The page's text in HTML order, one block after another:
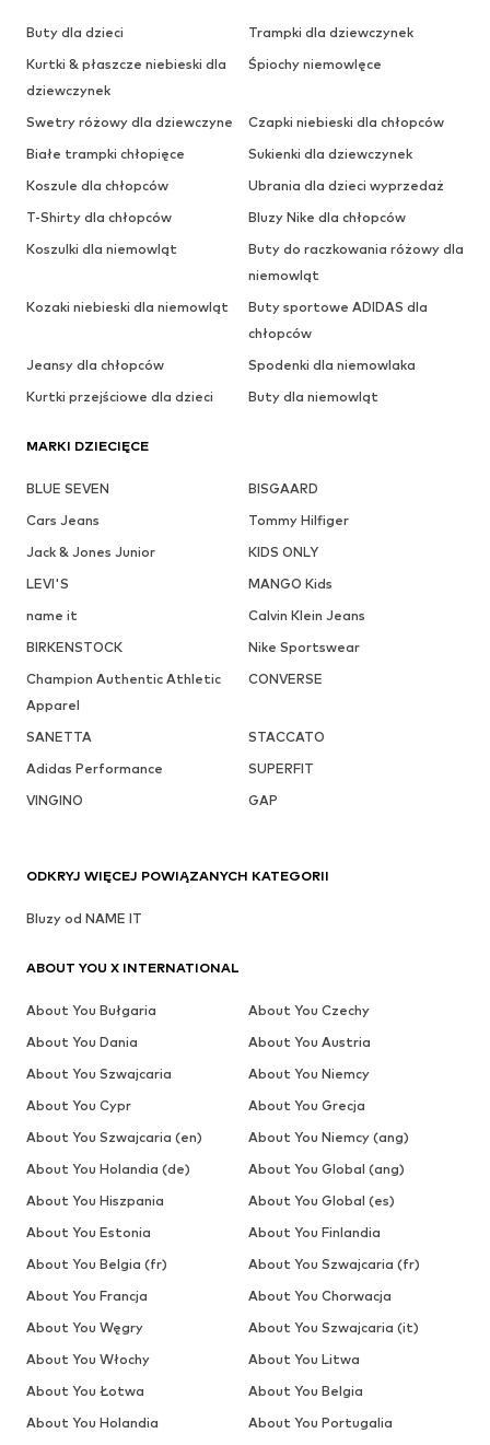
Buty dla dzieci
Trampki dla dziewczynek
Kurtki & płaszcze niebieski dla
dziewczynek
Śpiochy niemowlęce
Swetry różowy dla dziewczyne
Czapki niebieski dla chłopców
Białe trampki chłopięce
Sukienki dla dziewczynek
Koszule dla chłopców
Ubrania dla dzieci wyprzedaż
T-Shirty dla chłopców
Bluzy Nike dla chłopców
Koszulki dla niemowląt
Buty do raczkowania różowy dla
niemowląt
Kozaki niebieski dla niemowląt
Buty sportowe ADIDAS dla
chłopców
Jeansy dla chłopców
Spodenki dla niemowlaka
Kurtki przejściowe dla dzieci
Buty dla niemowląt
MARKI DZIECIĘCE
BLUE SEVEN
BISGAARD
Cars Jeans
Tommy Hilfiger
Jack & Jones Junior
KIDS ONLY
LEVI'S
MANGO Kids
name it
Calvin Klein Jeans
BIRKENSTOCK
Nike Sportswear
Champion Authentic Athletic
Apparel
CONVERSE
SANETTA
STACCATO
Adidas Performance
SUPERFIT
VINGINO
GAP
ODKRYJ WIĘCEJ POWIĄZANYCH KATEGORII
Bluzy od NAME IT
ABOUT YOU X INTERNATIONAL
About You Bułgaria
About You Czechy
About You Dania
About You Austria
About You Szwajcaria
About You Niemcy
About You Cypr
About You Grecja
About You Szwajcaria (en)
About You Niemcy (ang)
About You Holandia (de)
About You Global (ang)
About You Hiszpania
About You Global (es)
About You Estonia
About You Finlandia
About You Belgia (fr)
About You Szwajcaria (fr)
About You Francja
About You Chorwacja
About You Węgry
About You Szwajcaria (it)
About You Włochy
About You Litwa
About You Łotwa
About You Belgia
About You Holandia
About You Portugalia